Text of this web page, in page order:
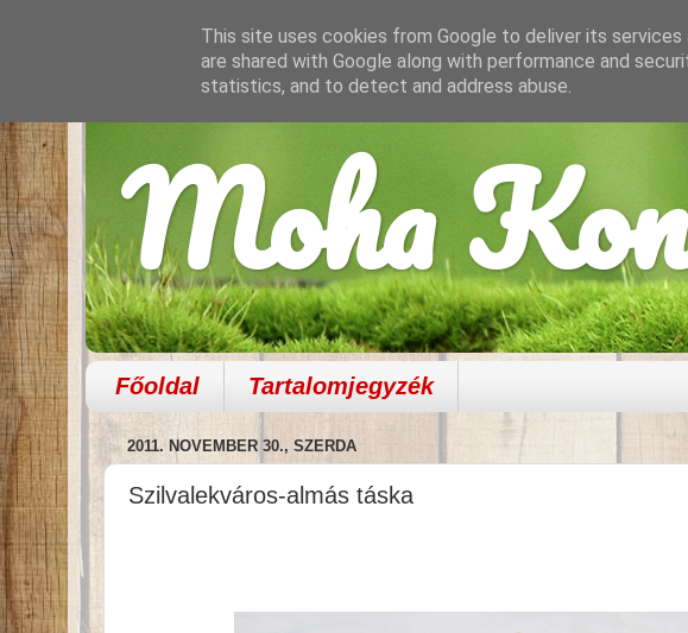
Moha
Főoldal Tartalomjegyzék
2011. NOVEMBER 30., SZERDA
Szilvalekváros-almás táska
This site uses cookies from Google to deliver its
are shared with Google along with performance and
statistics, and to detect and address abuse.